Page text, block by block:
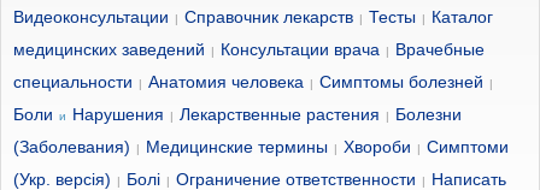
Видеоконсультации Справочник лекарств Тесты
Каталог
медицинских заведений
Консультации врача
Врачебные
специальности
Анатомия человека Симптомы болезней
Боли и Нарушения Лекарственные растения
Болезни
(Заболевания)
Медицинские термины Хвороби
Симптоми
(Укр. версія)
Болі Ограничение ответственности Написать